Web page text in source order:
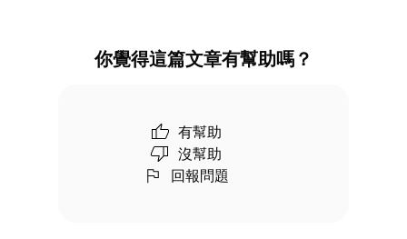
你覺得這篇文章有幫助嗎？
有幫助
沒幫助
回報問題